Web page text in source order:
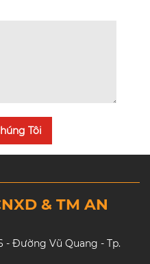
Tôi
& TM AN
- Đường Vũ Quang - Tp.